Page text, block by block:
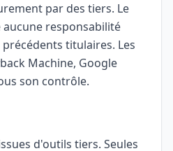
par des tiers. Le
responsabilité
titulaires. Les
Machine, Google
son contrôle.
d'outils tiers. Seules